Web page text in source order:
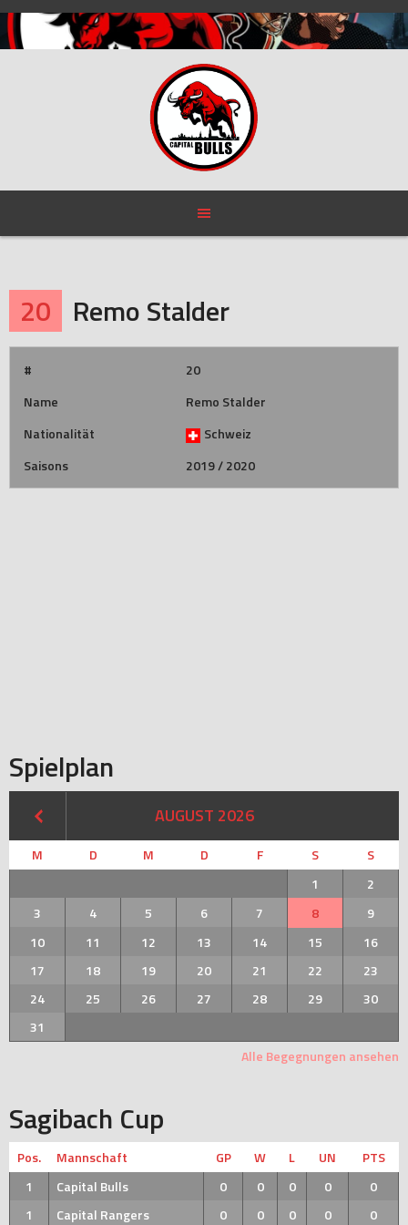
Skip
to
content
20 Remo Stalder
#
20
Name
Remo Stalder
Nationalität
Schweiz
Saisons
2019 / 2020
Spielplan
AUGUST 2026
M D M D F S
S
1
2
3
4 5 6 7 8
9
10
11 12 13 14 15
16
17
18 19 20 21 22
23
24
25 26 27 28 29
30
31
Alle Begegnungen ansehen
Sagibach Cup
Pos. Mannschaft GP W L UN
PTS
1
Capital Bulls 0 0 0 0
0
1
Capital Rangers 0 0 0 0 0